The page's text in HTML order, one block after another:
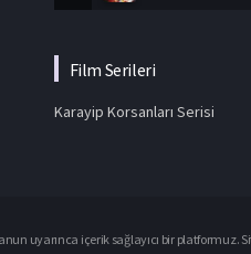
Film Serileri
Karayip Korsanları Serisi
uyarınca içerik sağlayıcı bir platformuz.